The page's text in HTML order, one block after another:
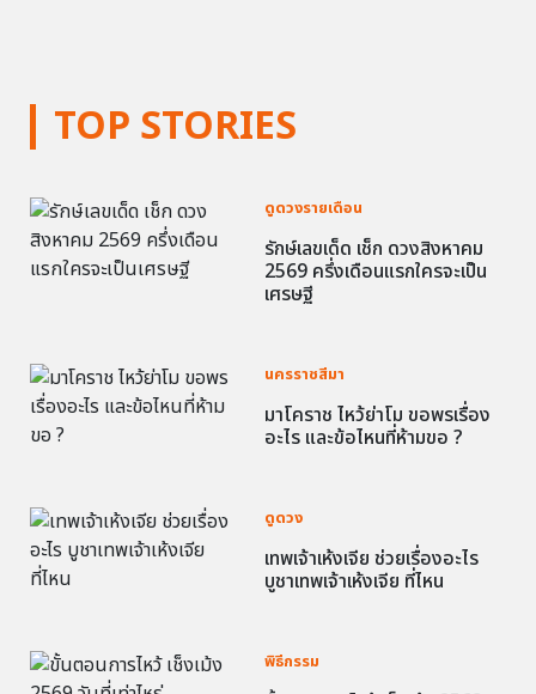
TOP STORIES
ดูดวงรายเดือน
รักษ์เลขเด็ด เช็ก ดวงสิงหาคม
2569 ครึ่งเดือนแรกใครจะเป็น
เศรษฐี
นครราชสีมา
มาโคราช ไหว้ย่าโม ขอพรเรื่อง
อะไร และข้อไหนที่ห้ามขอ ?
ดูดวง
เทพเจ้าเห้งเจีย ช่วยเรื่องอะไร
บูชาเทพเจ้าเห้งเจีย ที่ไหน
พิธีกรรม